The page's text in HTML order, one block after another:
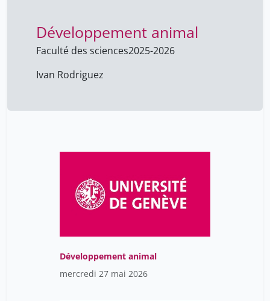
Développement animal
Faculté des sciences2025-2026
Ivan Rodriguez
Développement animal
mercredi 27 mai 2026